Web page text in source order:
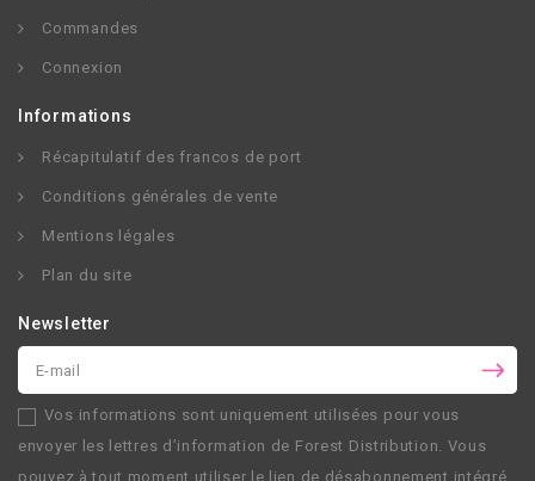
Commandes
Connexion
Informations
Récapitulatif des francos de port
Conditions générales de vente
Mentions légales
Plan du site
Newsletter
Vos informations sont uniquement utilisées pour vous
envoyer les lettres d’information de Forest Distribution. Vous
pouvez à tout moment utiliser le lien de désabonnement intégré